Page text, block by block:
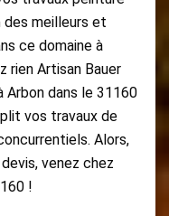
des meilleurs et
ce domaine à
rien Artisan Bauer
Arbon dans le 31160
vos travaux de
Alors,
venez chez
!